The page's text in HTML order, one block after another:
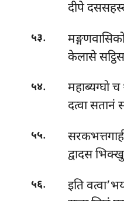
दीपे
५३.
केलासे
५४.
महाब्यग्घो
दत्वा सतानं
५५.
द्वादस
५६.
इति